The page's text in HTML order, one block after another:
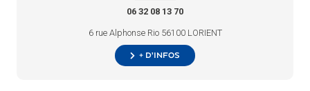
06 32 08 13 70
6 rue Alphonse Rio 56100 LORIENT
+ d’infos